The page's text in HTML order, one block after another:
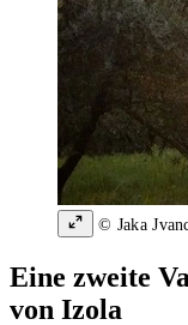
© Jaka
Eine zweite
von Izola